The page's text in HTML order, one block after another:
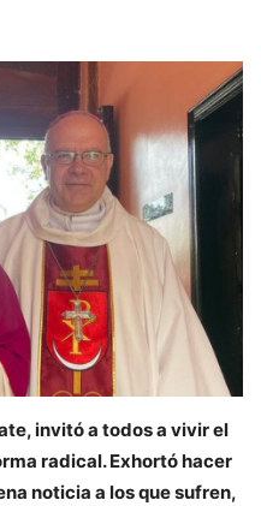
invitó a todos a vivir el
radical. Exhortó hacer
noticia a los que sufren,